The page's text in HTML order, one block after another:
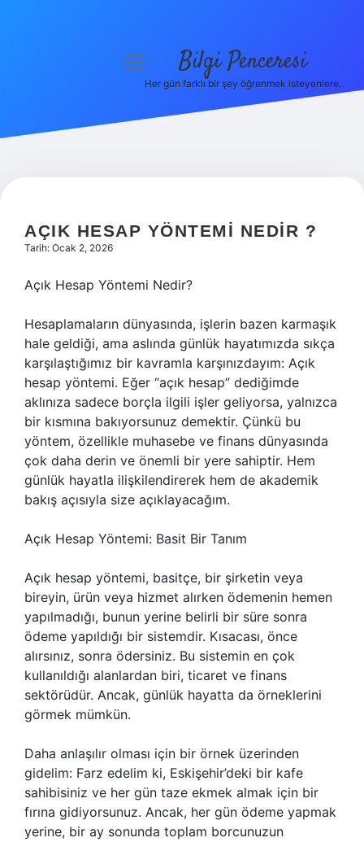
Hakkımızda
menüyü
Bilgi Penceresi
Her gün farklı bir şey öğrenmek isteyenlere.
AÇIK HESAP YÖNTEMI NEDIR ?
Tarih: Ocak 2, 2026
Açık Hesap Yöntemi Nedir?
Hesaplamaların dünyasında, işlerin bazen karmaşık
hale geldiği, ama aslında günlük hayatımızda sıkça
karşılaştığımız bir kavramla karşınızdayım: Açık
hesap yöntemi. Eğer “açık hesap” dediğimde
aklınıza sadece borçla ilgili işler geliyorsa, yalnızca
bir kısmına bakıyorsunuz demektir. Çünkü bu
yöntem, özellikle muhasebe ve finans dünyasında
çok daha derin ve önemli bir yere sahiptir. Hem
günlük hayatla ilişkilendirerek hem de akademik
bakış açısıyla size açıklayacağım.
Açık Hesap Yöntemi: Basit Bir Tanım
Açık hesap yöntemi, basitçe, bir şirketin veya
bireyin, ürün veya hizmet alırken ödemenin hemen
yapılmadığı, bunun yerine belirli bir süre sonra
ödeme yapıldığı bir sistemdir. Kısacası, önce
alırsınız, sonra ödersiniz. Bu sistemin en çok
kullanıldığı alanlardan biri, ticaret ve finans
sektörüdür. Ancak, günlük hayatta da örneklerini
görmek mümkün.
Daha anlaşılır olması için bir örnek üzerinden
gidelim: Farz edelim ki, Eskişehir’deki bir kafe
sahibisiniz ve her gün taze ekmek almak için bir
fırına gidiyorsunuz. Ancak, her gün ödeme yapmak
yerine, bir ay sonunda toplam borcunuzun